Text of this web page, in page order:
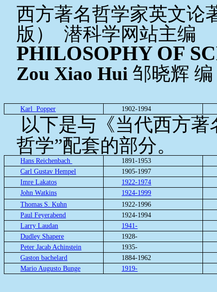
西方著名哲学家英文论
版） 潜科学网站主编
PHILOSOPHY OF
Zou Xiao Hui 邹晓辉 编
Karl Popper 1902-1994
以下是与《当代西方
哲学”配套的部分。
Hans Reichenbach
1891-1953
Carl Gustav Hempel
1905-1997
Imre Lakatos
1922-1974
John Watkins
1924-1999
Thomas S. Kuhn
1922-1996
Paul Feyerabend
1924-1994
Larry Laudan
1941-
Dudley Shapere
1928-
Peter Jacab Achinstein
1935-
Gaston bachelard
1884-1962
Mario Augusto Bunge
1919-